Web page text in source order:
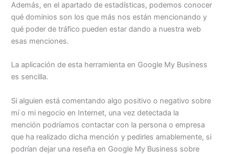
Además, en el apartado de estadísticas, podemos conocer
qué dominios son los que más nos están mencionando y
qué poder de tráfico pueden estar dando a nuestra web
esas menciones.
La aplicación de esta herramienta en Google My Business
es sencilla.
Si alguien está comentando algo positivo o negativo sobre
mí o mi negocio en Internet, una vez detectada la
mención podríamos contactar con la persona o empresa
que ha realizado dicha mención y pedirles amablemente, si
podrían dejar una reseña en Google My Business sobre